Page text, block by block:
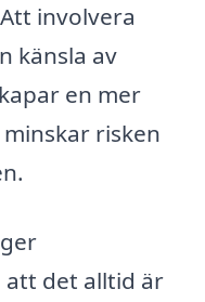
involvera
känsla av
en mer
risken
det alltid är